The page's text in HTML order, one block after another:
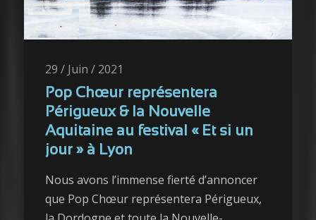
29 / Juin / 2021
Pop Chœur représentera
Périgueux & la Nouvelle
Aquitaine au festival « Et si un
jour » à Lyon
Nous avons l’immense fierté d’annoncer
que Pop Chœur représentera Périgueux,